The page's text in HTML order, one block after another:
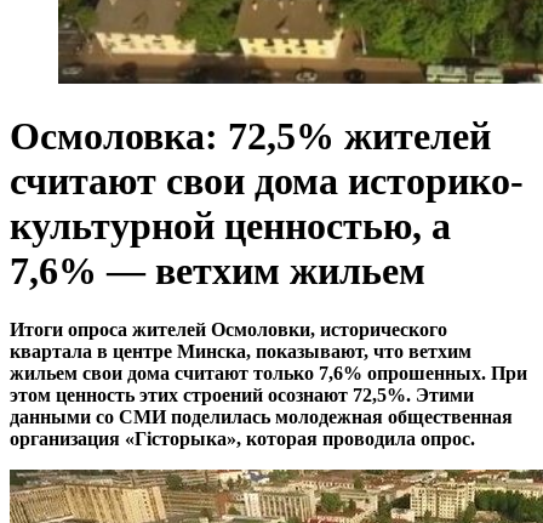
Осмоловка: 72,5% жителей
считают свои дома историко-
культурной ценностью, а
7,6% — ветхим жильем
Итоги опроса жителей Осмоловки, исторического
квартала в центре Минска, показывают, что ветхим
жильем свои дома считают только 7,6% опрошенных. При
этом ценность этих строений осознают 72,5%. Этими
данными со СМИ поделилась молодежная общественная
организация «Гісторыка», которая проводила опрос.